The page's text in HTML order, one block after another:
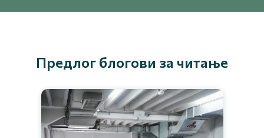
Предлог блогови за читање